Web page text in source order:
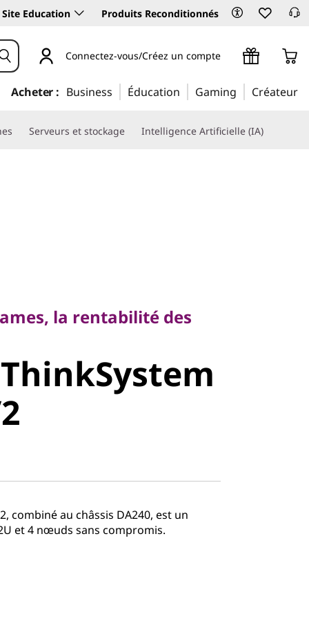
Education Produits Reconditionnés
Connectez-vous/Créez un compte
Acheter : Business Éducation Gaming Créateur
Serveurs et stockage Intelligence Artificielle (IA)
SD630
la rentabilité des
combiné au châssis DA240, est un
et 4 nœuds sans compromis.